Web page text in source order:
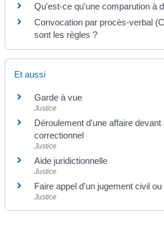
Qu'est-ce qu'une comparution à
Convocation par procès-verbal
sont les règles ?
Et aussi
Garde à vue
Justice
Déroulement d'une affaire devant
correctionnel
Justice
Aide juridictionnelle
Justice
Faire appel d'un jugement civil ou
Justice